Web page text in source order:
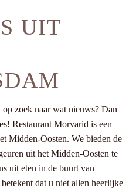
UIT
zoek naar wat nieuws? Dan
Restaurant Morvarid is een
Midden-Oosten. We bieden de
uit het Midden-Oosten te
uit eten in de buurt van
dat u niet allen heerlijke